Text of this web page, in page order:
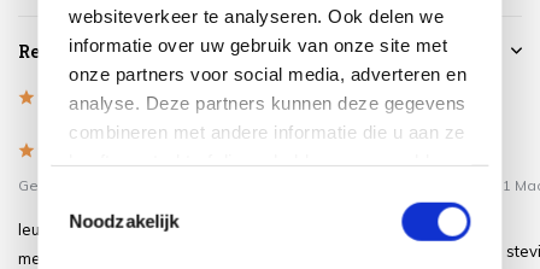
websiteverkeer te analyseren. Ook delen we
informatie over uw gebruik van onze site met
onze partners voor social media, adverteren en
analyse. Deze partners kunnen deze gegevens
combineren met andere informatie die u aan ze
Noodzakelijk
Reviews
5 5 Based on 3 reviews
Gepost door:
leuk draaiplatau mooi groot erg blij
mee en snelle levering
op 11
Mooi draaiplateau, en erg